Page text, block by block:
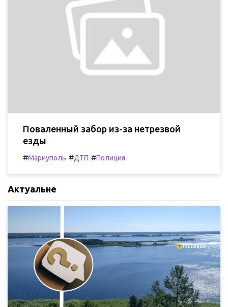
Поваленный забор из-за нетрезвой
езды
#Мариуполь #ДТП #Полиция
Актуальне